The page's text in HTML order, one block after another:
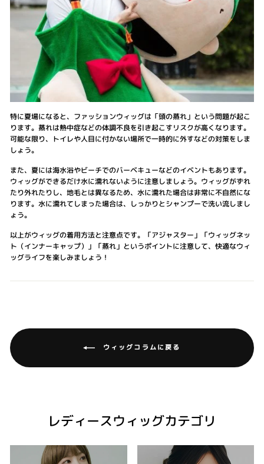
特に夏場になると、ファッションウィッグは「頭の蒸れ」という問題が起こ
ります。蒸れは熱中症などの体調不良を引き起こすリスクが高くなります。
可能な限り、トイレや人目に付かない場所で一時的に外すなどの対策をしま
しょう。
また、夏には海水浴やビーチでのバーベキューなどのイベントもあります。
ウィッグができるだけ水に濡れないように注意しましょう。ウィッグがずれ
たり外れたりし、地毛とは異なるため、水に濡れた場合は非常に不自然にな
ります。水に濡れてしまった場合は、しっかりとシャンプーで洗い流しまし
ょう。
以上がウィッグの着用方法と注意点です。「アジャスター」「ウィッグネッ
ト（インナーキャップ）」「蒸れ」というポイントに注意して、快適なウィ
ッグライフを楽しみましょう！
ウィッグコラムに戻る
レディースウィッグカテゴリ